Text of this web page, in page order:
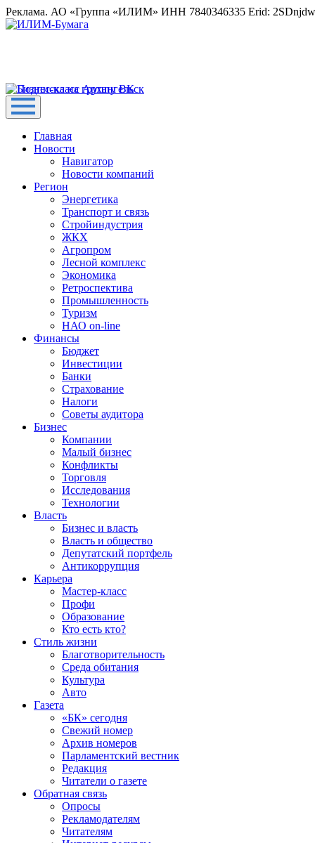
Реклама. АО «Группа «ИЛИМ» ИНН 7840346335 Erid:
Главная
Новости
Навигатор
Новости компаний
Регион
Энергетика
Транспорт и связь
Стройиндустрия
ЖКХ
Агропром
Лесной комплекс
Экономика
Ретроспектива
Промышленность
Туризм
НАО on-line
Финансы
Бюджет
Инвестиции
Банки
Страхование
Налоги
Советы аудитора
Бизнес
Компании
Малый бизнес
Конфликты
Торговля
Исследования
Технологии
Власть
Бизнес и власть
Власть и общество
Депутатский портфель
Антикоррупция
Карьера
Мастер-класс
Профи
Образование
Кто есть кто?
Стиль жизни
Благотворительность
Среда обитания
Культура
Авто
Газета
«БК» сегодня
Свежий номер
Архив номеров
Парламентский вестник
Редакция
Читатели о газете
Обратная связь
Опросы
Рекламодателям
Читателям